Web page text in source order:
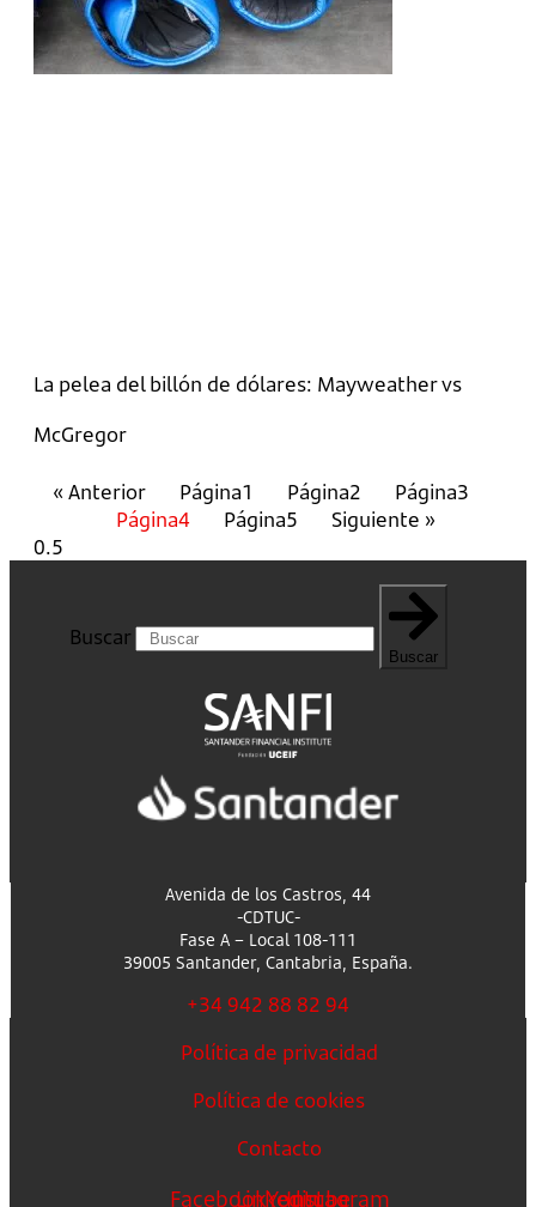
La pelea del billón de dólares: Mayweather vs
McGregor
« Anterior Página1 Página2 Página3
Página4 Página5 Siguiente »
Buscar
Buscar
Avenida de los Castros, 44
-CDTUC-
Fase A – Local 108-111
39005 Santander, Cantabria, España.
+34 942 88 82 94
Política de privacidad
Política de cookies
Contacto
FacebookLinkedin
Youtube
Instagram